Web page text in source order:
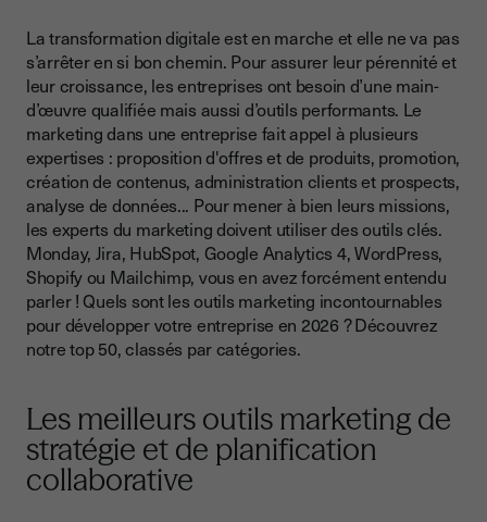
Les meilleurs outils de gestion de la relation client (CRM)
Les meilleurs outils d’automatisation du marketing
Les outils de création d’emailing et de newsletters
Les meilleurs outils de création de contenu publicitaire et
promotionnel
Les meilleurs outils marketing de gestion des réseaux
sociaux
Les outils d’analyse de données et de reporting marketing
Les meilleurs outils marketing de référencement (SEO/SEA)
Les outils marketing de génération de leads les plus utiles
Les meilleurs outils marketing de personnalisation et de
conversion
La transformation digitale est en marche et elle ne va pas
s’arrêter en si bon chemin. Pour assurer leur pérennité et
leur croissance, les entreprises ont besoin d’une main-
d’œuvre qualifiée mais aussi d’outils performants. Le
marketing dans une entreprise fait appel à plusieurs
expertises : proposition d'offres et de produits, promotion,
création de contenus, administration clients et prospects,
analyse de données... Pour mener à bien leurs missions,
les experts du marketing doivent utiliser des outils clés.
Monday, Jira, HubSpot, Google Analytics 4, WordPress,
Shopify ou Mailchimp, vous en avez forcément entendu
parler ! Quels sont les outils marketing incontournables
pour développer votre entreprise en 2026 ? Découvrez
notre top 50, classés par catégories.
Les meilleurs outils marketing de
stratégie et de planification
collaborative